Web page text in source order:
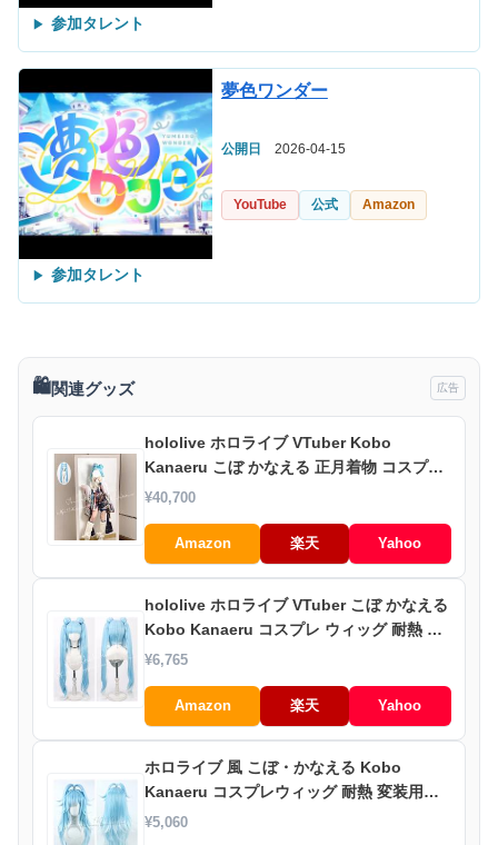
参加タレント
夢色ワンダー
公開日 2026-04-15
YouTube 公式 Amazon
参加タレント
🛍️関連グッズ 広告
hololive ホロライブ VTuber Kobo
Kanaeru こぼ かなえる 正月着物 コスプレ
衣装 イベント コスチューム 変装活動 仮装
¥40,700
Amazon 楽天 Yahoo
hololive ホロライブ VTuber こぼ かなえる
Kobo Kanaeru コスプレ ウィッグ 耐熱 ク
リスマス ハロウィン
¥6,765
Amazon 楽天 Yahoo
ホロライブ 風 こぼ・かなえる Kobo
Kanaeru コスプレウィッグ 耐熱 変装用ウ
ィッグ cosplay wig かつら イベント 仮装
¥5,060